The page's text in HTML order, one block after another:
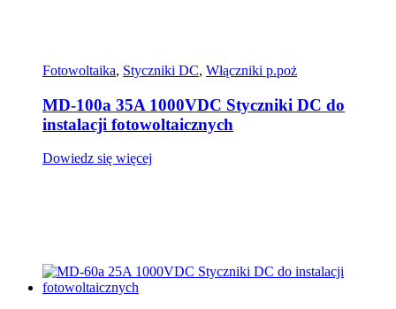
Fotowoltaika, Styczniki DC, Włączniki p.poż
MD-100a 35A 1000VDC Styczniki DC do
instalacji fotowoltaicznych
Dowiedz się więcej